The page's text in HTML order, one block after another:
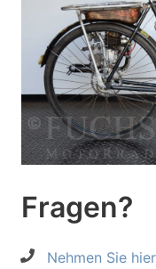
Fragen?
Nehmen Sie